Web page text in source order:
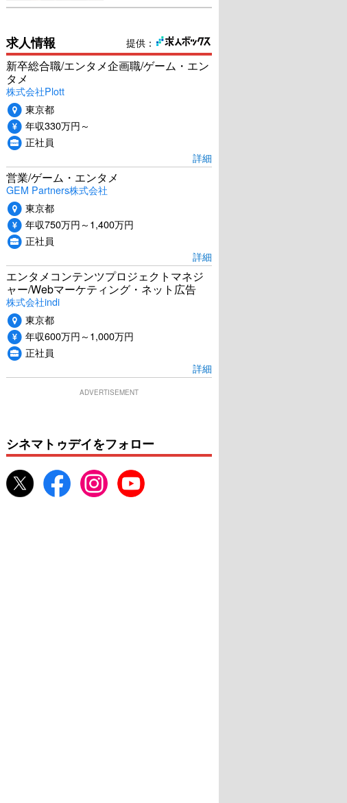
提供：
求人情報
新卒総合職/エンタメ企画職/ゲーム・エン
タメ
株式会社Plott
東京都
年収330万円～
正社員
詳細
営業/ゲーム・エンタメ
GEM Partners株式会社
東京都
年収750万円～1,400万円
正社員
詳細
エンタメコンテンツプロジェクトマネジ
ャー/Webマーケティング・ネット広告
株式会社indi
東京都
年収600万円～1,000万円
正社員
詳細
ADVERTISEMENT
シネマトゥデイをフォロー